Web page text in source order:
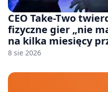
CEO Take-Two
fizyczne gier „nie
na kilka miesięcy
8 sie 2026